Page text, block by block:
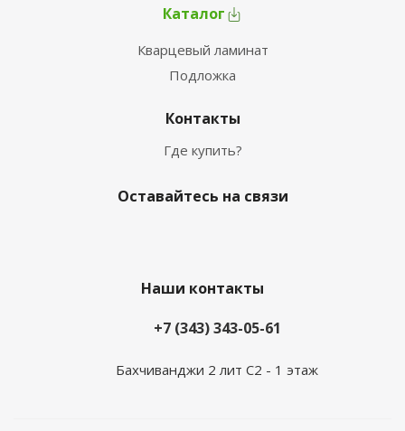
Каталог
Кварцевый ламинат
Подложка
Контакты
Где купить?
Оставайтесь на связи
Наши контакты
+7 (343) 343-05-61
Бахчиванджи 2 лит С2 - 1 этаж